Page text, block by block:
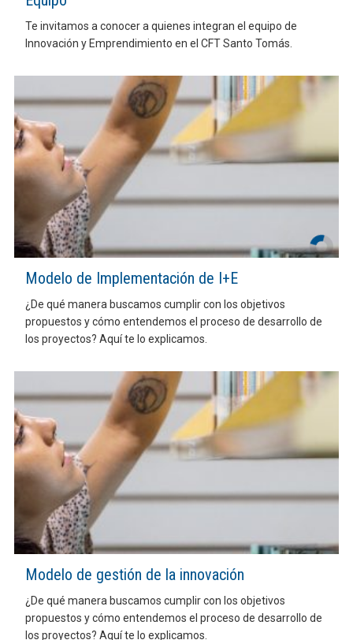
Te invitamos a conocer a quienes integran el equipo de
Innovación y Emprendimiento en el CFT Santo Tomás.
Modelo de Implementación de I+E
¿De qué manera buscamos cumplir con los objetivos
propuestos y cómo entendemos el proceso de desarrollo de
los proyectos? Aquí te lo explicamos.
Modelo de gestión de la innovación
¿De qué manera buscamos cumplir con los objetivos
propuestos y cómo entendemos el proceso de desarrollo de
los proyectos? Aquí te lo explicamos.